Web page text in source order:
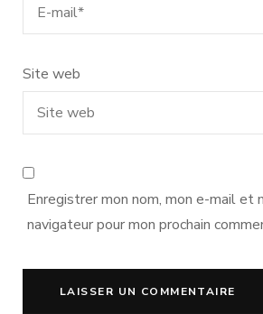
Site web
Enregistrer mon nom, mon e-mail et
navigateur pour mon prochain